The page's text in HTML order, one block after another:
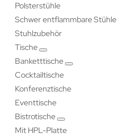
Polsterstühle
Schwer entflammbare Stühle
Stuhlzubehör
Tische
Banketttische
Cocktailtische
Konferenztische
Eventtische
Bistrotische
Mit HPL-Platte